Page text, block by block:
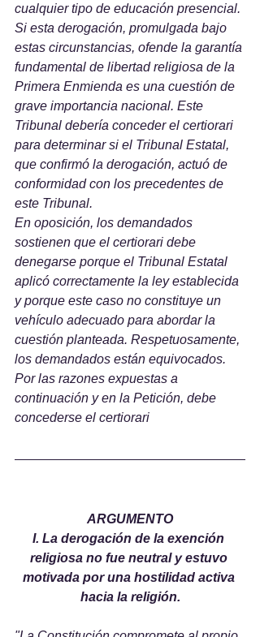
cualquier tipo de educación presencial.
Si esta derogación, promulgada bajo
estas circunstancias, ofende la garantía
fundamental de libertad religiosa de la
Primera Enmienda es una cuestión de
grave importancia nacional. Este
Tribunal debería conceder el certiorari
para determinar si el Tribunal Estatal,
que confirmó la derogación, actuó de
conformidad con los precedentes de
este Tribunal.
En oposición, los demandados
sostienen que el certiorari debe
denegarse porque el Tribunal Estatal
aplicó correctamente la ley establecida
y porque este caso no constituye un
vehículo adecuado para abordar la
cuestión planteada. Respetuosamente,
los demandados están equivocados.
Por las razones expuestas a
continuación y en la Petición, debe
concederse el certiorari
ARGUMENTO
I. La derogación de la exención
religiosa no fue neutral y estuvo
motivada por una hostilidad activa
hacia la religión.